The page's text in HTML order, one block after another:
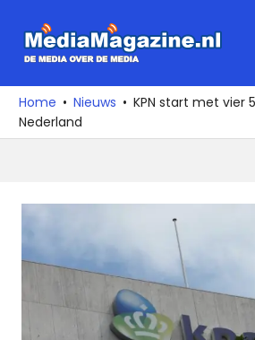
naar
media
over
de
Home Nieuws
KPN start met vier
Nederland